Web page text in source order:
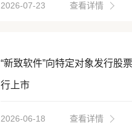
2026-07-23 查看详情
“新致软件”向特定对象发行股
行上市
2026-06-18 查看详情